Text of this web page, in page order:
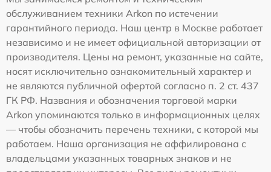
обслуживанием техники Arkon по истечении
гарантийного периода. Наш центр в Москве работает
независимо и не имеет официальной авторизации от
производителя. Цены на ремонт, указанные на сайте,
носят исключительно ознакомительный характер и
не являются публичной офертой согласно п. 2 ст. 437
ГК РФ. Названия и обозначения торговой марки
Arkon упоминаются только в информационных целях
— чтобы обозначить перечень техники, с которой мы
работаем. Наша организация не аффилирована с
владельцами указанных товарных знаков и не